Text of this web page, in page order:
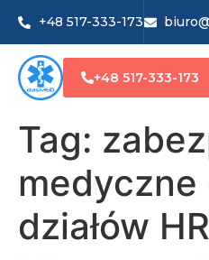
+48 517-333-173
+48 517-333-173
Tag:
medyczne
działów HR